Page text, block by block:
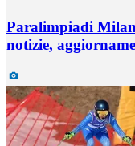
Paralimpiadi
notizie,